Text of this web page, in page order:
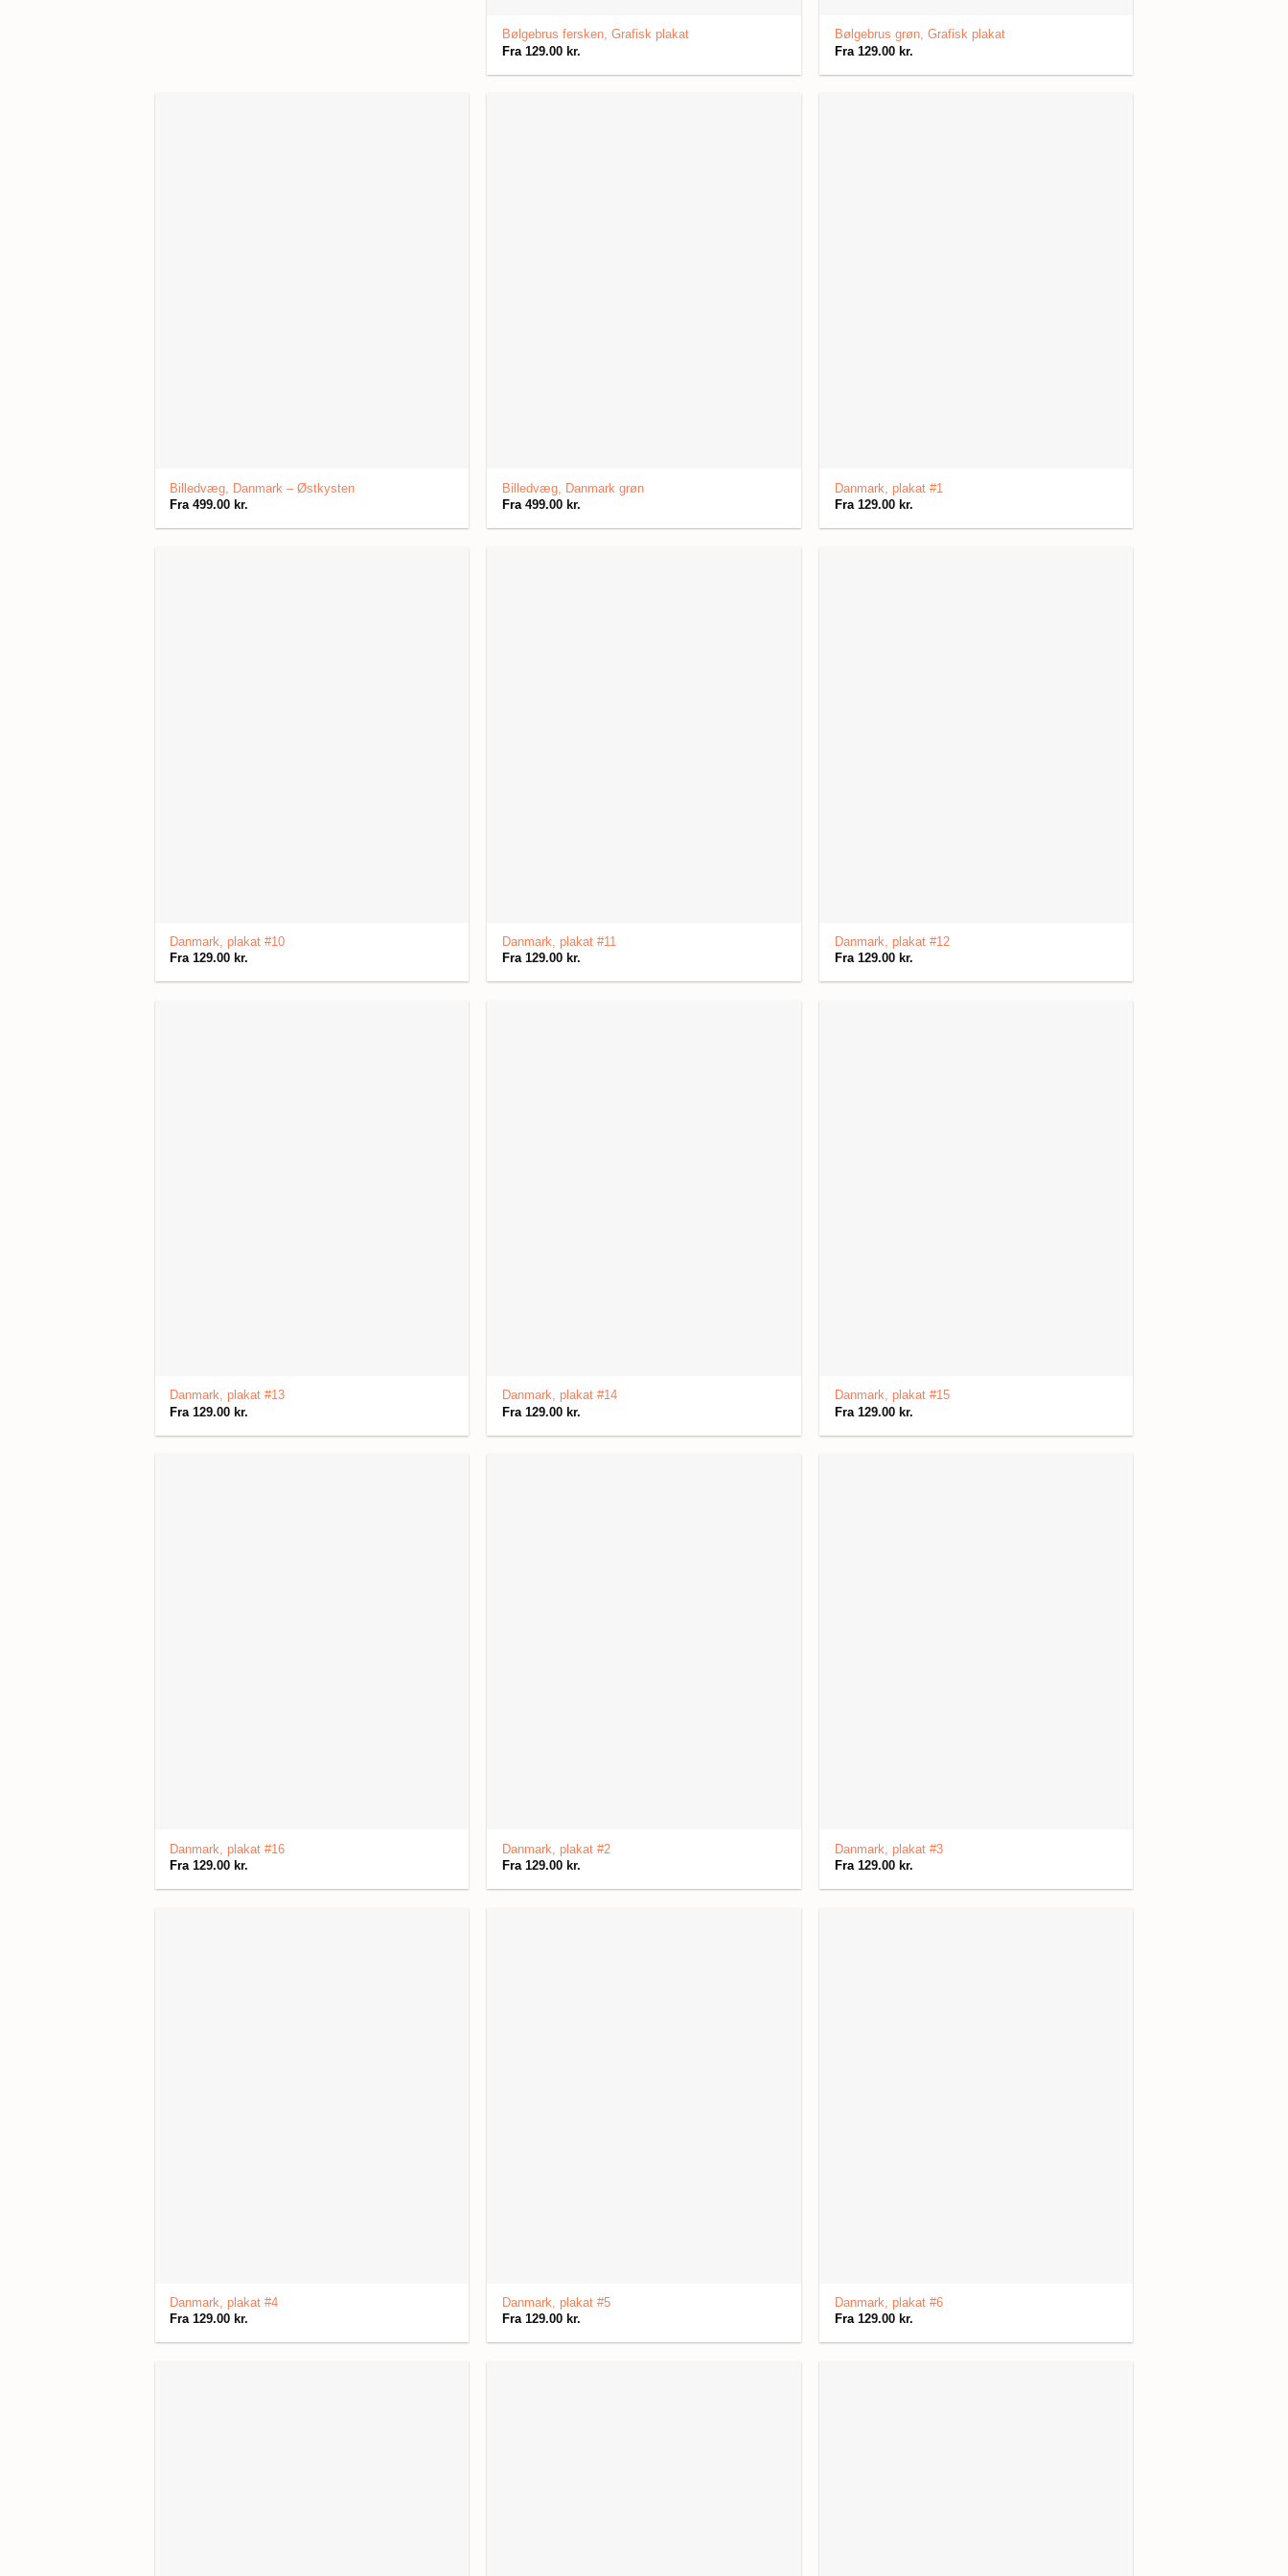
Bølgebrus fersken, Grafisk plakat
Fra 129.00 kr.
Bølgebrus grøn, Grafisk plakat
Fra 129.00 kr.
Billedvæg, Danmark – Østkysten
Fra 499.00 kr.
Billedvæg, Danmark grøn
Fra 499.00 kr.
Danmark, plakat #1
Fra 129.00 kr.
Danmark, plakat #10
Fra 129.00 kr.
Danmark, plakat #11
Fra 129.00 kr.
Danmark, plakat #12
Fra 129.00 kr.
Danmark, plakat #13
Fra 129.00 kr.
Danmark, plakat #14
Fra 129.00 kr.
Danmark, plakat #15
Fra 129.00 kr.
Danmark, plakat #16
Fra 129.00 kr.
Danmark, plakat #2
Fra 129.00 kr.
Danmark, plakat #3
Fra 129.00 kr.
Danmark, plakat #4
Fra 129.00 kr.
Danmark, plakat #5
Fra 129.00 kr.
Danmark, plakat #6
Fra 129.00 kr.